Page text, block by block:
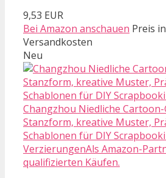
9,53 EUR
Bei Amazon anschauen Preis
Versandkosten
Neu
Changzhou Niedliche
Stanzform, kreative Muster,
Schablonen für DIY
VerzierungenAls Amazon-
qualifizierten Käufen.